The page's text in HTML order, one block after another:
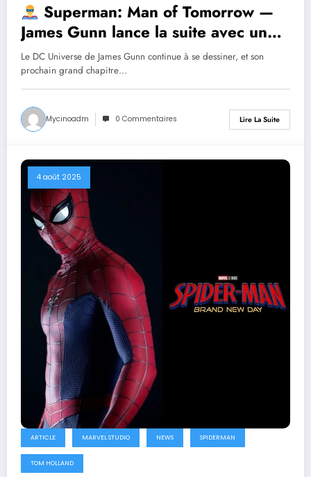
Superman: Man of Tomorrow —
James Gunn lance la suite avec un
duo explosif Superman / Lex Luthor
Le DC Universe de James Gunn continue à se dessiner, et son
prochain grand chapitre…
Mycinoadm 0 Commentaires Lire La Suite
4 août 2025
ARTICLE MARVEL STUDIO NEWS SPIDERMAN
TOM HOLLAND